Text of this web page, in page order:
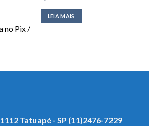
no Pix /
LEIA MAIS
Tatuapé - SP (11)2476-7229